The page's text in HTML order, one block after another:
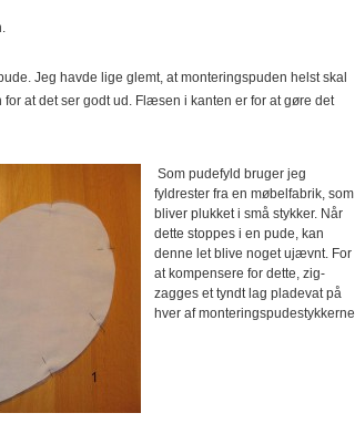
Jeg havde lige glemt, at monteringspuden helst skal
at det ser godt ud. Flæsen i kanten er for at gøre det
Som pudefyld bruger jeg
fyldrester fra en møbelfabrik, som
bliver plukket i små stykker. Når
dette stoppes i en pude, kan
denne let blive noget ujævnt. For
at kompensere for dette, zig-
zagges et tyndt lag pladevat på
hver af monteringspudestykkerne.